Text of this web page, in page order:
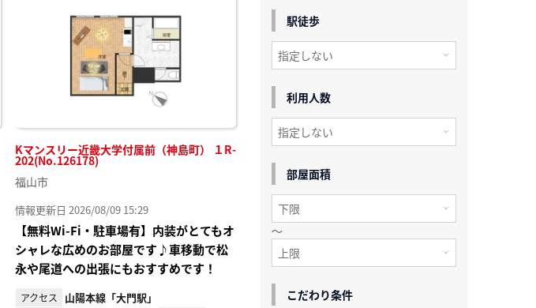
Kマンスリー近畿大学付属前（神島町） １R-
202(No.126178)
福山市
情報更新日 2026/08/09 15:29
【無料Wi-Fi・駐車場有】内装がとてもオ
シャレな広めのお部屋です♪車移動で松
永や尾道への出張にもおすすめです！
アクセス 山陽本線「大門駅」
駅徒歩
利用人数
部屋面積
～
こだわり条件